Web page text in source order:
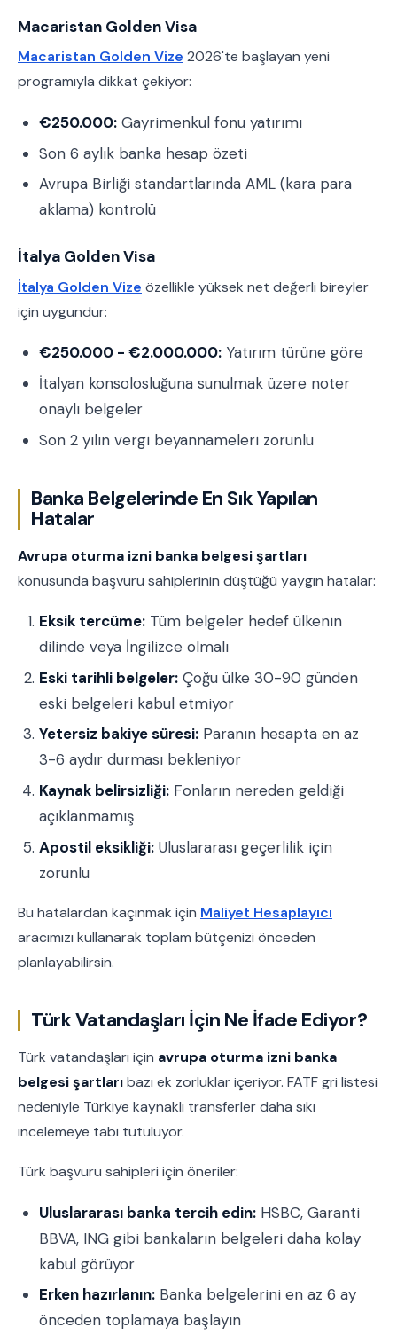
Macaristan Golden Visa
Macaristan Golden Vize 2026'te başlayan yeni
programıyla dikkat çekiyor:
€250.000: Gayrimenkul fonu yatırımı
Son 6 aylık banka hesap özeti
Avrupa Birliği standartlarında AML (kara para
aklama) kontrolü
İtalya Golden Visa
İtalya Golden Vize özellikle yüksek net değerli bireyler
için uygundur:
€250.000 - €2.000.000: Yatırım türüne göre
İtalyan konsolosluğuna sunulmak üzere noter
onaylı belgeler
Son 2 yılın vergi beyannameleri zorunlu
Banka Belgelerinde En Sık Yapılan
Hatalar
Avrupa oturma izni banka belgesi şartları
konusunda başvuru sahiplerinin düştüğü yaygın hatalar:
Eksik tercüme: Tüm belgeler hedef ülkenin
dilinde veya İngilizce olmalı
Eski tarihli belgeler: Çoğu ülke 30-90 günden
eski belgeleri kabul etmiyor
Yetersiz bakiye süresi: Paranın hesapta en az
3-6 aydır durması bekleniyor
Kaynak belirsizliği: Fonların nereden geldiği
açıklanmamış
Apostil eksikliği: Uluslararası geçerlilik için
zorunlu
Bu hatalardan kaçınmak için Maliyet Hesaplayıcı
aracımızı kullanarak toplam bütçenizi önceden
planlayabilirsin.
Türk Vatandaşları İçin Ne İfade Ediyor?
Türk vatandaşları için avrupa oturma izni banka
belgesi şartlarıbazı ek zorluklar içeriyor. FATF gri listesi
nedeniyle Türkiye kaynaklı transferler daha sıkı
incelemeye tabi tutuluyor.
Türk başvuru sahipleri için öneriler:
Uluslararası banka tercih edin: HSBC, Garanti
BBVA, ING gibi bankaların belgeleri daha kolay
kabul görüyor
Erken hazırlanın: Banka belgelerini en az 6 ay
önceden toplamaya başlayın